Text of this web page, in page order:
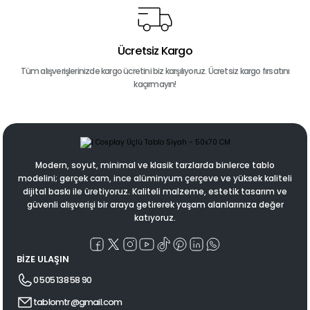
Ücretsiz Kargo
Tüm alışverişlerinizde kargo ücretini biz karşılıyoruz. Ücretsiz kargo fırsatını
kaçırmayın!
Modern, soyut, minimal ve klasik tarzlarda binlerce tablo
modelini; gerçek cam, ince alüminyum çerçeve ve yüksek kaliteli
dijital baskı ile üretiyoruz. Kaliteli malzeme, estetik tasarım ve
güvenli alışverişi bir araya getirerek yaşam alanlarınıza değer
katıyoruz.
BİZE ULAŞIN
0 505 138 58 90
tablomtr@gmail.com